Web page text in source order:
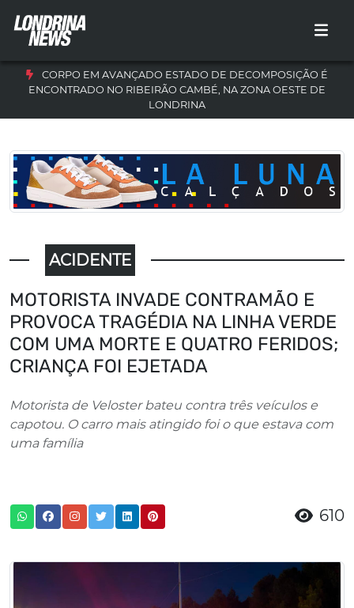
CORPO EM AVANÇADO ESTADO DE DECOMPOSIÇÃO É
ENCONTRADO NO RIBEIRÃO CAMBÉ, NA ZONA OESTE DE
LONDRINA
ACIDENTE
MOTORISTA INVADE CONTRAMÃO E
PROVOCA TRAGÉDIA NA LINHA VERDE
COM UMA MORTE E QUATRO FERIDOS;
CRIANÇA FOI EJETADA
Motorista de Veloster bateu contra três veículos e
capotou. O carro mais atingido foi o que estava com
uma família
610